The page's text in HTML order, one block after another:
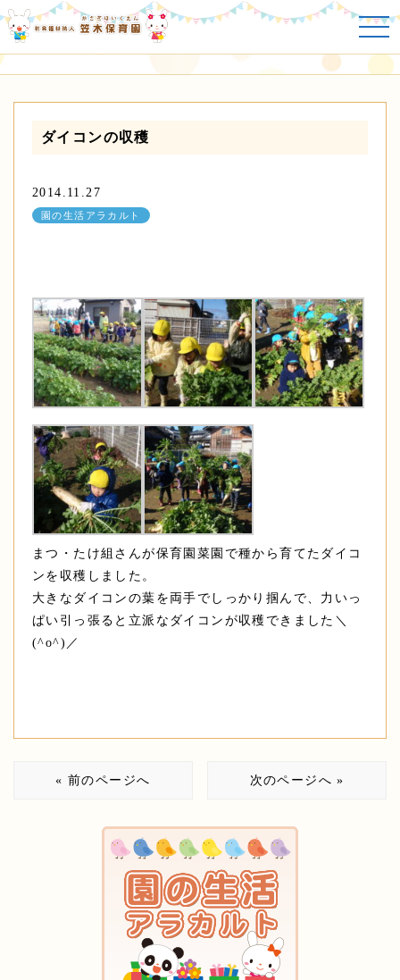
園の生活アラカルト
ダイコンの収穫
2014.11.27
園の生活アラカルト
まつ・たけ組さんが保育園菜園で種から育てたダイコ
ンを収穫しました。
大きなダイコンの葉を両手でしっかり掴んで、力いっ
ぱい引っ張ると立派なダイコンが収穫できました＼
(^o^)／
« 前のページへ 次のページへ »